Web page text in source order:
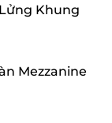
Khung
Mezzanine